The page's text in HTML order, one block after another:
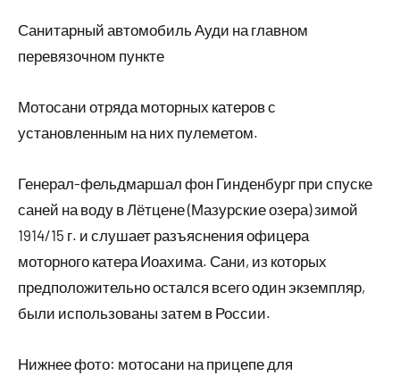
Санитарный автомобиль Ауди на главном
перевязочном пункте
Мотосани отряда моторных катеров с
установленным на них пулеметом.
Генерал-фельдмаршал фон Гинденбург при спуске
саней на воду в Лётцене (Мазурские озера) зимой
1914/15 г. и слушает разъяснения офицера
моторного катера Иоахима. Сани, из которых
предположительно остался всего один экземпляр,
были использованы затем в России.
Нижнее фото: мотосани на прицепе для